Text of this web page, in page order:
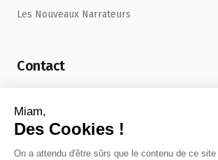
Les Nouveaux Narrateurs
Contact